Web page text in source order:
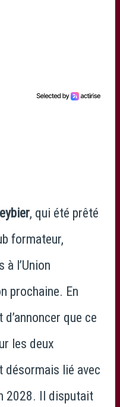
, qui été prêté
formateur,
à l’Union
prochaine. En
que ce
les deux
désormais lié avec
2028. Il disputait